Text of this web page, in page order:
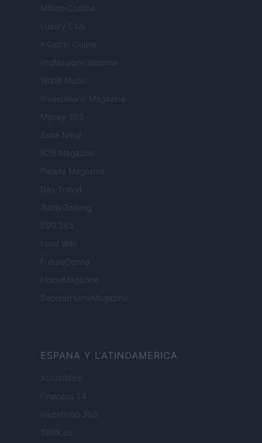
Milano Cortina
Luxury Club
Il Calcio Online
Professione mamma
World Music
Investimenti Magazine
Money 365
Zona Nerd
B2B Magazine
People Magazine
Day Travel
Tutto Gaming
ESG 365
Food Wiki
FuturoDonna
HomeMagazine
SecondHomeMagazine
ESPANA Y LATINOAMERICA
Actualidad
Finanzas 24
Investindo 365
Think.es